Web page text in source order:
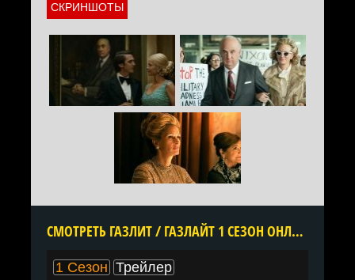
СКРИНШОТЫ
CМОТРЕТЬ ГАЗЛИТ / ГАЗЛАЙТ 1 СЕЗОН ОНЛАЙН В ХОРОШЕМ КАЧЕСТВЕ ВСЕ СЕРИИ ПОДРЯД БЕСПЛАТНО
1 Сезон Трейлер